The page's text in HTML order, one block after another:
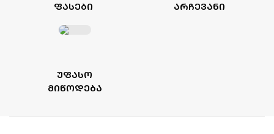
ᲐᲠᲩᲔᲕᲐᲜᲘ
ᲤᲐᲡᲔᲑᲘ
ᲣᲤᲐᲡᲝ
ᲛᲘᲬᲝᲓᲔᲑᲐ